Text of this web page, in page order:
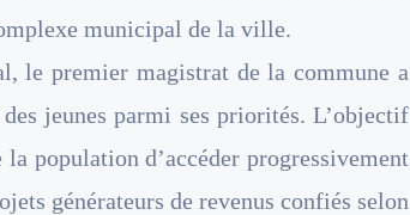
municipal de la ville.
le premier magistrat de la commune a
jeunes parmi ses priorités. L’objectif
population d’accéder progressivement
générateurs de revenus confiés selon